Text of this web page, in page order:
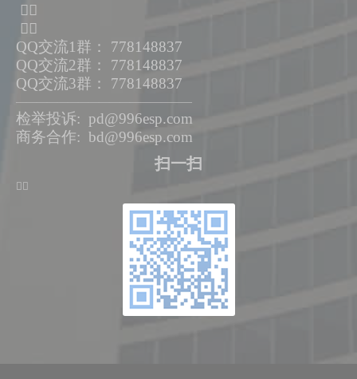
ᅟᅠ
ᅟᅠ
QQ交流1群： 778148837
QQ交流2群： 778148837
QQ交流3群： 778148837
—————————————————
检举投诉: pd@996esp.com
商务合作: bd@996esp.com
扫一扫
ᅟᅠ